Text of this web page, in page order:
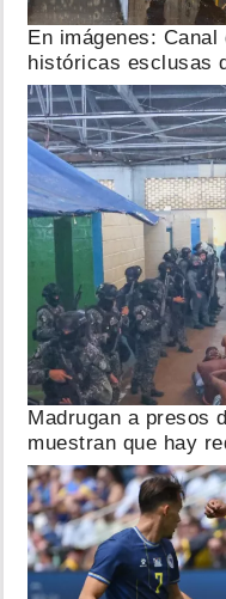
En imágenes:
históricas esclusas
Madrugan a presos
muestran que hay